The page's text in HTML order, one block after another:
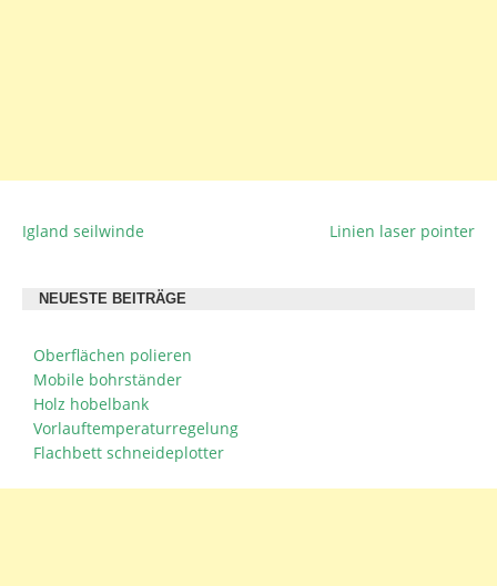
BEITRAGSNAVIGATION
Igland seilwinde Linien laser pointer
NEUESTE BEITRÄGE
Oberflächen polieren
Mobile bohrständer
Holz hobelbank
Vorlauftemperaturregelung
Flachbett schneideplotter